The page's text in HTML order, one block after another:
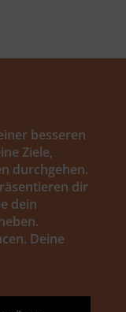
besseren
Ziele,
durchgehen.
dir
dein
Deine